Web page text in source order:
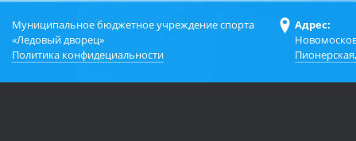
Муниципальное бюджетное учреждение спорта
«Ледовый дворец»
Политика конфидециальности
Адрес: